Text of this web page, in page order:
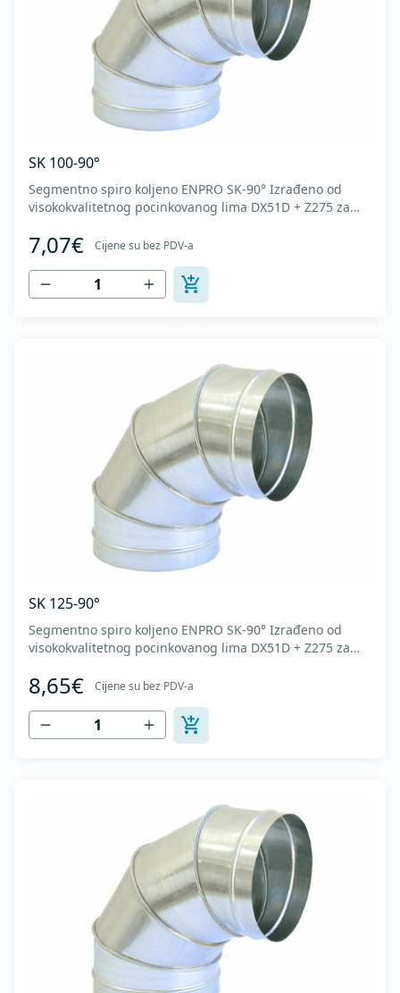
SK 100-90°
Segmentno spiro koljeno ENPRO SK-90° Izrađeno od
visokokvalitetnog pocinkovanog lima DX51D + Z275 za
1506 I MEST EN 12237.
7,07€ Cijene su bez PDV-a
SK 125-90°
Segmentno spiro koljeno ENPRO SK-90° Izrađeno od
visokokvalitetnog pocinkovanog lima DX51D + Z275 za
1506 I MEST EN 12237.
8,65€ Cijene su bez PDV-a